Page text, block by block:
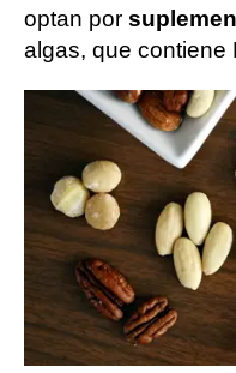
optan por
algas, que contiene